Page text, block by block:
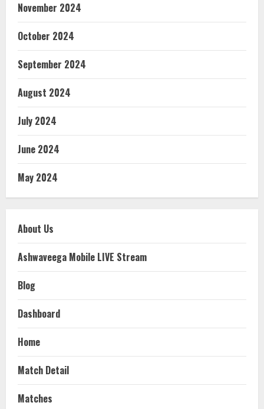
November 2024
October 2024
September 2024
August 2024
July 2024
June 2024
May 2024
About Us
Ashwaveega Mobile LIVE Stream
Blog
Dashboard
Home
Match Detail
Matches